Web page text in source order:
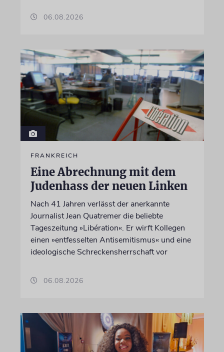
06.08.2026
FRANKREICH
Eine Abrechnung mit dem
Judenhass der neuen Linken
Nach 41 Jahren verlässt der anerkannte
Journalist Jean Quatremer die beliebte
Tageszeitung »Libération«. Er wirft Kollegen
einen »entfesselten Antisemitismus« und eine
ideologische Schreckensherrschaft vor
06.08.2026